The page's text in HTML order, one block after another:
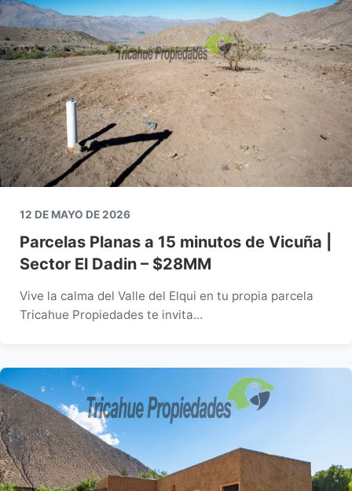
12 DE MAYO DE 2026
Parcelas Planas a 15 minutos de Vicuña |
Sector El Dadin – $28MM
Vive la calma del Valle del Elqui en tu propia parcela
Tricahue Propiedades te invita...